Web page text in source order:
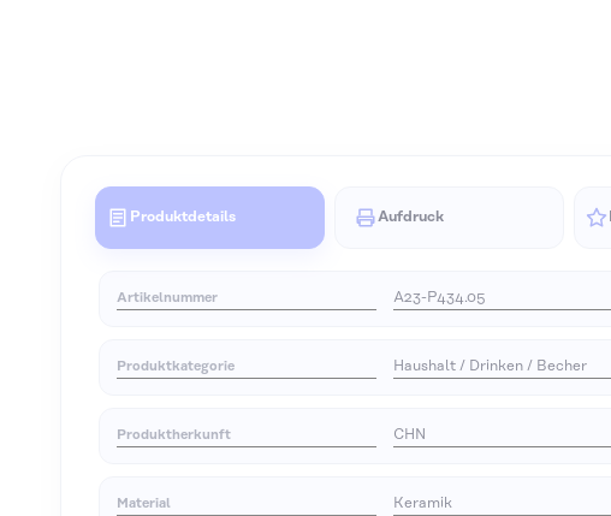
Produktdetails
Artikelnummer A23-P434.05
Produktkategorie Haushalt / Drinken / Becher
Produktherkunft CHN
Material Keramik
Aufdruck